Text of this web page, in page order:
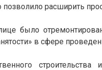
позволило расширить
было
в сфере